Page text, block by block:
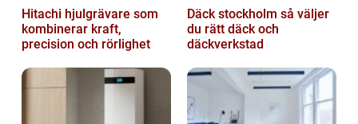
Hitachi hjulgrävare som
kombinerar kraft,
precision och rörlighet
Däck stockholm så väljer
du rätt däck och
däckverkstad